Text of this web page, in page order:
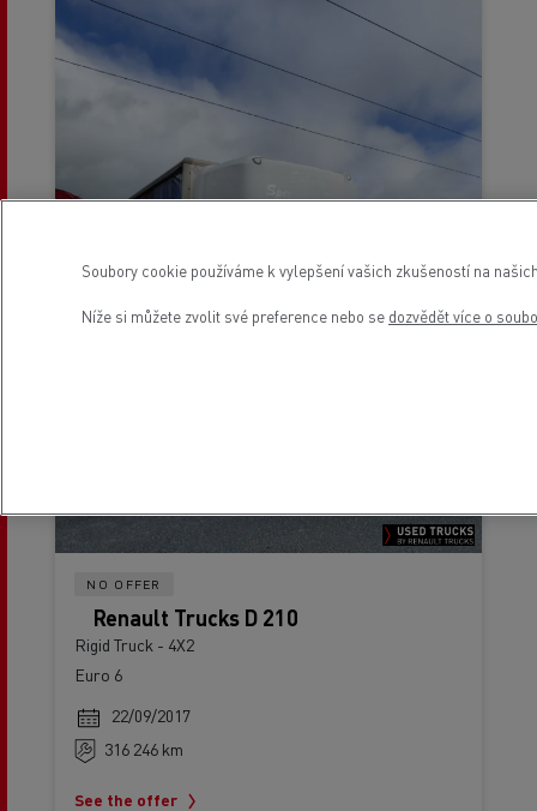
NO OFFER
Renault Trucks D 210
Rigid Truck - 4X2
Euro 6
22/09/2017
316 246 km
See the offer
Soubory cookie používáme k vylepšení vašich zkušeností na
Níže si můžete zvolit své preference nebo se dozvědět více o